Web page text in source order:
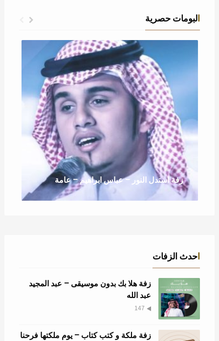
البومات حصرية
زفة استدل النور – عباس ابراهيم – عامة
احدث الزفات
زفة هلا بك بدون موسيقى – عبد المجيد
عبد الله
147
زفة ملكة و كتب كتاب – يوم ملكتها فرحنا